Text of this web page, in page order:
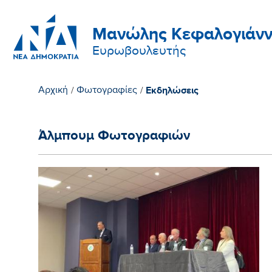
Μανώλης
Ευρωβουλευτής
Αρχική / Φωτογραφίες / Εκδηλώσεις
Άλμπουμ Φωτογραφιών